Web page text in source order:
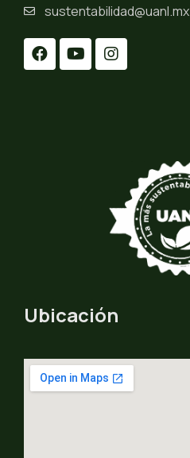
sustentabilidad@uanl.mx
Ubicación